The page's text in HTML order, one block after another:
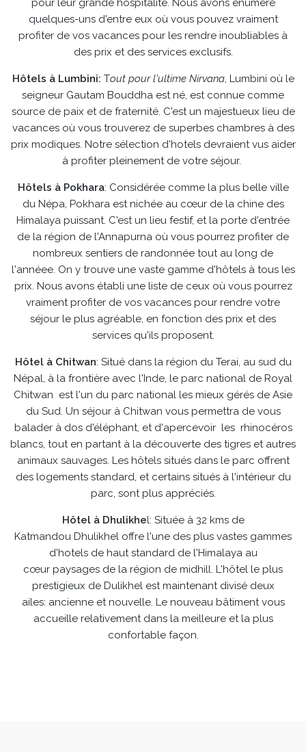
quelques-uns d'entre eux où vous pouvez vraiment
profiter de vos vacances pour les rendre inoubliables à
des prix et des services exclusifs.
Hôtels à Lumbini: Tout pour l'ultime Nirvana, Lumbini où le
seigneur Gautam Bouddha est né, est connue comme
source de paix et de fraternité. C'est un majestueux lieu de
vacances où vous trouverez de superbes chambres à des
prix modiques. Notre sélection d'hotels devraient vus aider
à profiter pleinement de votre séjour.
Hôtels à Pokhara: Considérée comme la plus belle ville
du Népa, Pokhara est nichée au cœur de la chine des
Himalaya puissant. C'est un lieu festif, et la porte d'entrée
de la région de l'Annapurna où vous pourrez profiter de
nombreux sentiers de randonnée tout au long de
l'annéee. On y trouve une vaste gamme d'hôtels à tous les
prix. Nous avons établi une liste de ceux où vous pourrez
vraiment profiter de vos vacances pour rendre votre
séjour le plus agréable, en fonction des prix et des
services qu'ils proposent.
Hôtel à Chitwan: Situé dans la région du Terai, au sud du
Népal, à la frontière avec l'Inde, le parc national de Royal
Chitwan est l'un du parc national les mieux gérés de Asie
du Sud. Un séjour à Chitwan vous permettra de vous
balader à dos d'éléphant, et d'apercevoir les rhinocéros
blancs, tout en partant à la découverte des tigres et autres
animaux sauvages. Les hôtels situés dans le parc offrent
des logements standard, et certains situés à l'intérieur du
parc, sont plus appréciés.
Hôtel à Dhulikhel: Située à 32 kms de
Katmandou Dhulikhel offre l'une des plus vastes gammes
d'hotels de haut standard de l'Himalaya au
cœur paysages de la région de midhill. L'hôtel le plus
prestigieux de Dulikhel est maintenant divisé deux
ailes: ancienne et nouvelle. Le nouveau bâtiment vous
accueille relativement dans la meilleure et la plus
confortable façon.